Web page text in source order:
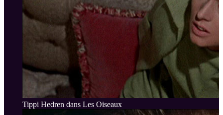
Tippi Hedren dans Les Oiseaux